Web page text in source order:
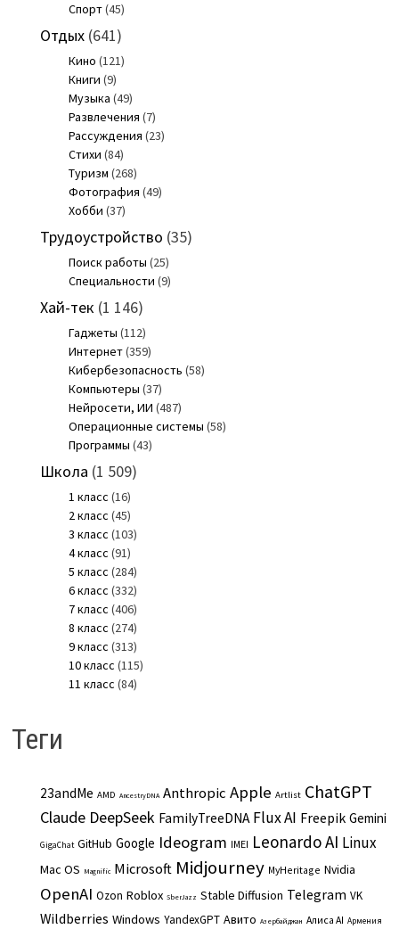
Спорт(45)
Отдых(641)
Кино (121)
Книги (9)
Музыка (49)
Развлечения (7)
Рассуждения (23)
Стихи (84)
Туризм (268)
Фотография (49)
Хобби (37)
Трудоустройство (35)
Поиск работы (25)
Специальности (9)
Хай-тек (1 146)
Гаджеты (112)
Интернет(359)
Кибербезопасность (58)
Компьютеры (37)
Нейросети, ИИ (487)
Операционные системы (58)
Программы (43)
Школа (1 509)
1 класс (16)
2 класс (45)
3 класс (103)
4 класс (91)
5 класс (284)
6 класс (332)
7 класс (406)
8 класс (274)
9 класс (313)
10 класс (115)
11 класс (84)
Теги
23andMe AMD AncestryDNA Anthropic Apple Artlist ChatGPT
Claude DeepSeek FamilyTreeDNA Flux AI Freepik Gemini
GigaChat GitHub Google Ideogram IMEI Leonardo AI Linux
Mac OS Magnific Microsoft Midjourney MyHeritage Nvidia
OpenAI Ozon Roblox SberJazz Stable Diffusion Telegram VK
Wildberries Windows YandexGPT Авито Азербайджан Алиса AI Армения